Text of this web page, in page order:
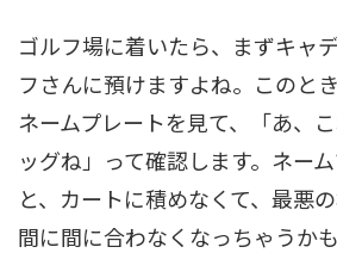
ゴルフ場に着いたら、まずキャ
フさんに預けますよね。このと
ネームプレートを見て、「あ、
ッグね」って確認します。ネー
と、カートに積めなくて、最悪
間に間に合わなくなっちゃうか